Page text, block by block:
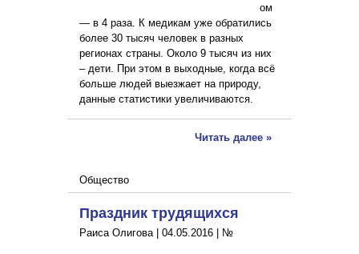
ом
— в 4 раза. К медикам уже обратились
более 30 тысяч человек в разных
регионах страны. Около 9 тысяч из них
– дети. При этом в выходные, когда всё
больше людей выезжает на природу,
данные статистики увеличиваются.
Читать далее »
Общество
Праздник трудящихся
Раиса Олигова | 04.05.2016 №